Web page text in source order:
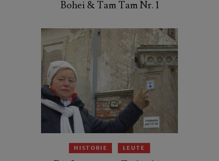
Bohei & Tam Tam Nr. 1
HISTORIE LEUTE